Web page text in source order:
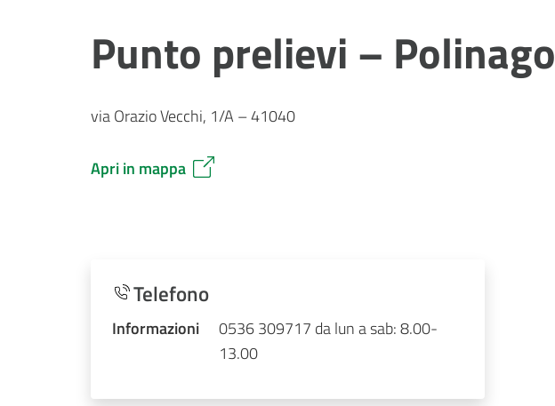
Punto prelievi – Polinago
via Orazio Vecchi, 1/A – 41040
Apri in mappa
Telefono
Informazioni
0536 309717 da lun a sab: 8.00-
13.00